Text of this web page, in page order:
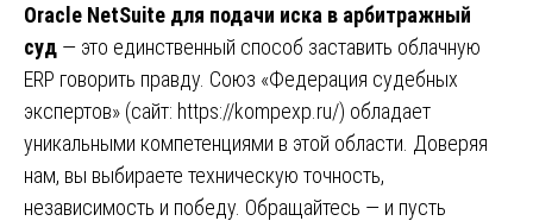
Oracle NetSuite для подачи иска в арбитражный
суд — это единственный способ заставить облачную
ERP говорить правду. Союз «Федерация судебных
экспертов» (сайт: https://kompexp.ru/) обладает
уникальными компетенциями в этой области. Доверяя
нам, вы выбираете техническую точность,
независимость и победу. Обращайтесь — и пусть